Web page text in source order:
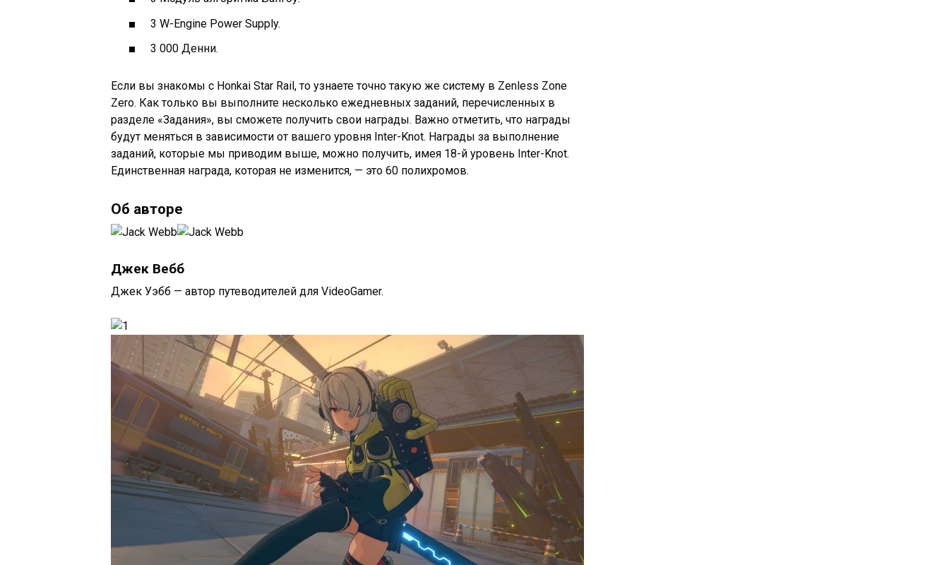
3 W-Engine Power Supply.
3 000 Денни.
Если вы знакомы с Honkai Star Rail, то узнаете точно такую же систему в Zenless Zone
Zero. Как только вы выполните несколько ежедневных заданий, перечисленных в
разделе «Задания», вы сможете получить свои награды. Важно отметить, что награды
будут меняться в зависимости от вашего уровня Inter-Knot. Награды за выполнение
заданий, которые мы приводим выше, можно получить, имея 18-й уровень Inter-Knot.
Единственная награда, которая не изменится, — это 60 полихромов.
Об авторе
Джек Вебб
Джек Уэбб — автор путеводителей для VideoGamer.